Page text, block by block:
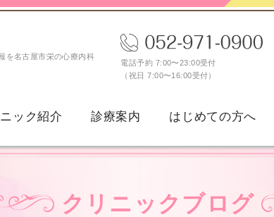
を名古屋市栄の心療内科
電話予約 7:00〜23:00受付
（祝日 7:00〜16:00受付）
ック紹介 診療案内 はじめての方へ
性抑うつ障害 月経前不快気分
クリニックブログ